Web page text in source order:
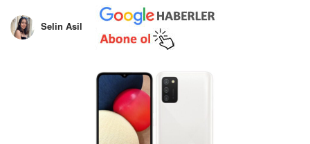
Selin Asil